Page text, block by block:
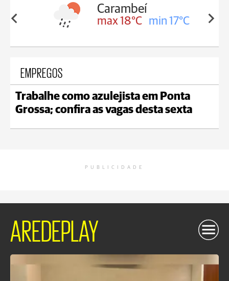
18°C
Carambeí
max 18°C min 17°C
EMPREGOS
Trabalhe como azulejista em Ponta
Grossa; confira as vagas desta sexta
PUBLICIDADE
AREDEPLAY